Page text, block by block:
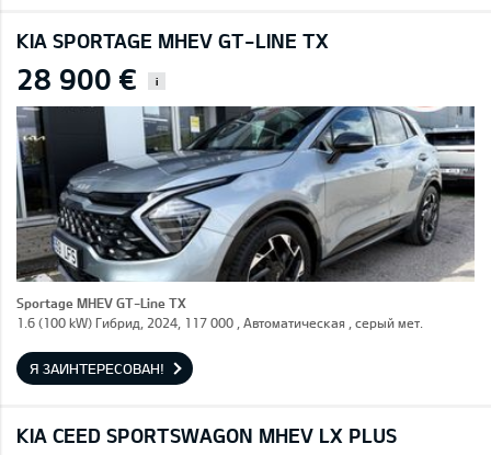
KIA SPORTAGE MHEV GT-LINE TX
28 900 € i
Sportage MHEV GT-Line TX
1.6 (100 kW) Гибрид, 2024, 117 000 , Автоматическая , серый мет.
Я ЗАИНТЕРЕСОВАН!
KIA CEED SPORTSWAGON MHEV LX PLUS